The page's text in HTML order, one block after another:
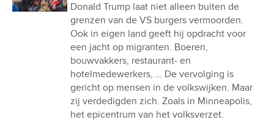
Donald Trump laat niet alleen buiten de
grenzen van de VS burgers vermoorden.
Ook in eigen land geeft hij opdracht voor
een jacht op migranten. Boeren,
bouwvakkers, restaurant- en
hotelmedewerkers, … De vervolging is
gericht op mensen in de volkswijken. Maar
zij verdedigden zich. Zoals in Minneapolis,
het epicentrum van het volksverzet.